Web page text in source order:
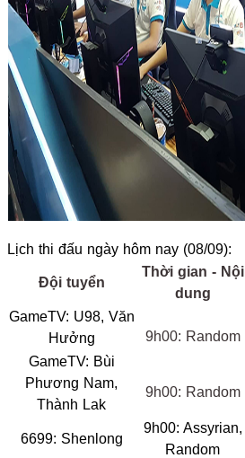
Lịch thi đấu ngày hôm nay (08/09):
Đội tuyển
Thời gian - Nội
dung
GameTV: U98, Văn
Hưởng
9h00: Random
GameTV: Bùi
Phương Nam,
Thành Lak
9h00: Random
6699: Shenlong
9h00: Assyrian,
Random